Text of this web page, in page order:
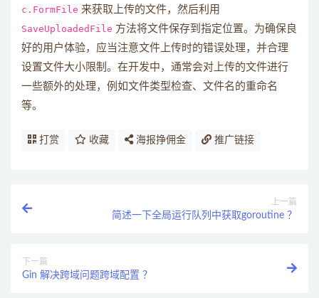
c.FormFile 来获取上传的文件，然后利用
SaveUploadedFile 方法将文件保存到指定位置。为确保良
好的用户体验，应当注意文件上传时的错误处理，并合理
设置文件大小限制。在开发中，通常会对上传的文件进行
一些额外的处理，例如文件类型检查、文件名的重命名
等。
打赏 收藏 海报挣佣金 推广链接
上一篇
简述一下全局运行队列中获取goroutine ？
下一篇
Gin 解决跨域问题跨域配置 ？